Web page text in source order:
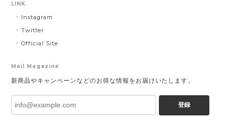
LINK
Instagram
Twitter
Official Site
Mail Magazine
新商品やキャンペーンなどのお得な情報をお届けいたします。
登録